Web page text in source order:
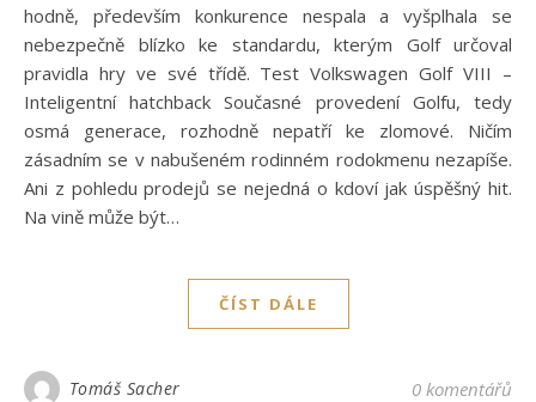
hodně, především konkurence nespala a vyšplhala se
nebezpečně blízko ke standardu, kterým Golf určoval
pravidla hry ve své třídě. Test Volkswagen Golf VIII –
Inteligentní hatchback Současné provedení Golfu, tedy
osmá generace, rozhodně nepatří ke zlomové. Ničím
zásadním se v nabušeném rodinném rodokmenu nezapíše.
Ani z pohledu prodejů se nejedná o kdoví jak úspěšný hit.
Na vině může být…
ČÍST DÁLE
Tomáš Sacher 0 komentářů